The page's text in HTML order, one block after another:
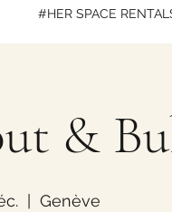
#HER SPACE
&
Genève